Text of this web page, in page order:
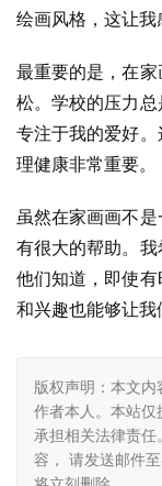
绘画风格，这让我
最重要的是，在
松。学校的压力总
专注于我的爱好
理健康非常重要。
虽然在家画画不
有很大的帮助。
他们知道，即使
和兴趣也能够让我
版权声明：本文
作者本人。本站仅
承担相关法律责
容， 请发送邮件